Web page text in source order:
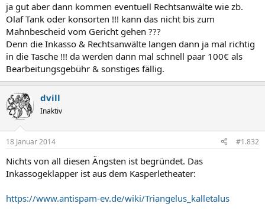
ja gut aber dann kommen eventuell Rechtsanwälte wie zb.
Olaf Tank oder konsorten !!! kann das nicht bis zum
Mahnbescheid vom Gericht gehen ???
Denn die Inkasso & Rechtsanwälte langen dann ja mal richtig
in die Tasche !!! da werden dann mal schnell paar 100€ als
Bearbeitungsgebühr & sonstiges fällig.
dvill
Inaktiv
18 Januar 2014 #1.832
Nichts von all diesen Ängsten ist begründet. Das
Inkassogeklapper ist aus dem Kasperletheater:
https://www.antispam-ev.de/wiki/Triangelus_kalletalus